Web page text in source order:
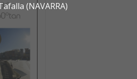
(NAVARRA)